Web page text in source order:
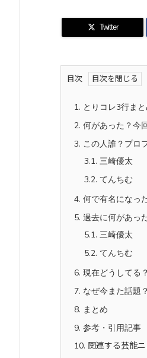
Twitter
目次
1. とりコレ3行まと
2. 何があった？今
3. この人誰？プロ
3.1. 三崎優太
3.2. てんちむ
4. 何で有名になっ
5. 過去に何があっ
5.1. 三崎優太
5.2. てんちむ
6. 現在どうしてる
7. なぜ今また話題
8. まとめ
9. 参考・引用記事
10. 関連する芸能